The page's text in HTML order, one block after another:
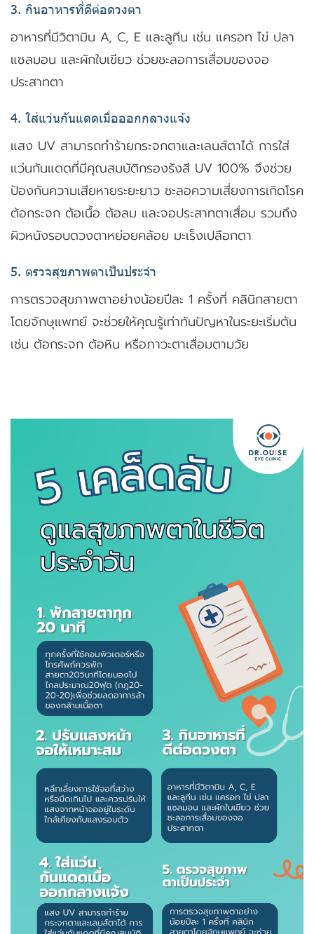
3. กินอาหารที่ดีต่อดวงตา
อาหารที่มีวิตามิน A, C, E และลูทีน เช่น แครอท ไข่ ปลา
แซลมอน และผักใบเขียว ช่วยชะลอการเสื่อมของจอ
ประสาทตา
4. ใส่แว่นกันแดดเมื่อออกกลางแจ้ง
แสง UV สามารถทำร้ายกระจกตาและเลนส์ตาได้ การใส่
แว่นกันแดดที่มีคุณสมบัติกรองรังสี UV 100% จึงช่วย
ป้องกันความเสียหายระยะยาว ชะลอความเสี่ยงการเกิดโรค
ต้อกระจก ต้อเนื้อ ต้อลม และจอประสาทตาเสื่อม รวมถึง
ผิวหนังรอบดวงตาหย่อยคล้อย มะเร็งเปลือกตา
5. ตรวจสุขภาพตาเป็นประจำ
การตรวจสุขภาพตาอย่างน้อยปีละ 1 ครั้งที่ คลินิกสายตา
โดยจักษุแพทย์ จะช่วยให้คุณรู้เท่าทันปัญหาในระยะเริ่มต้น
เช่น ต้อกระจก ต้อหิน หรือภาวะตาเสื่อมตามวัย